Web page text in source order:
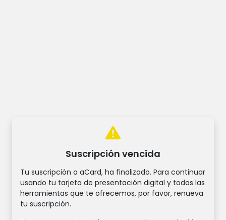
Suscripción vencida
Tu suscripción a aCard, ha finalizado. Para continuar
usando tu tarjeta de presentación digital y todas las
herramientas que te ofrecemos, por favor, renueva
tu suscripción.